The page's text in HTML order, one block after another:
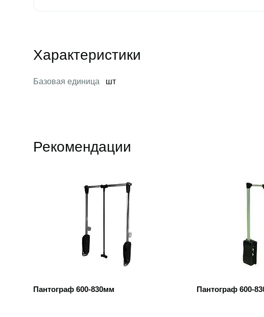
Характеристики
Базовая единица шт
Рекомендации
Пантограф 600-830мм Пантограф 600-